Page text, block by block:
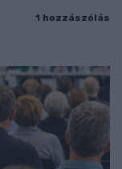
1 hozzászólás